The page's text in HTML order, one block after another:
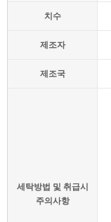
치수
제조자
제조국
세탁방법 및 취급시
주의사항